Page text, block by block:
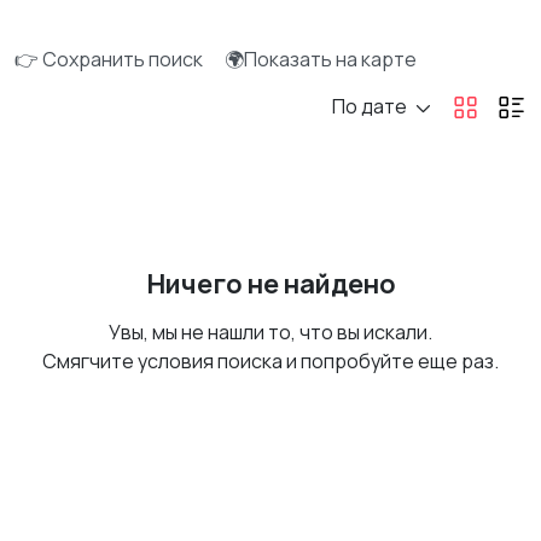
👉 Сохранить поиск
🌍Показать на карте
По дате
Ничего не найдено
Увы, мы не нашли то, что вы искали.
Смягчите условия поиска и попробуйте еще раз.